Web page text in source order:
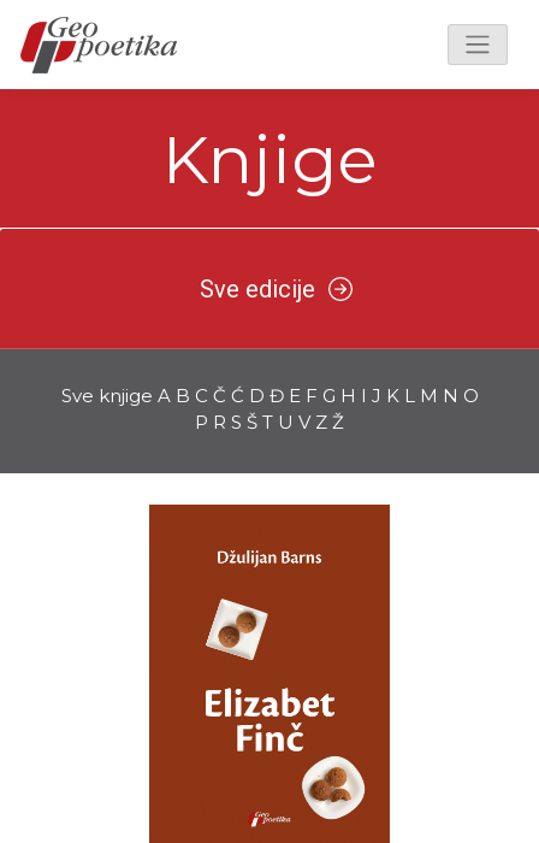
Knjige
Sve edicije
Sve knjige A B C Č Ć D Đ E F G H I J K L M N O
P R S Š T U V Z Ž